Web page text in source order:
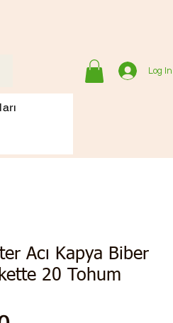
Log In
Acı Kapya Biber
20 Tohum